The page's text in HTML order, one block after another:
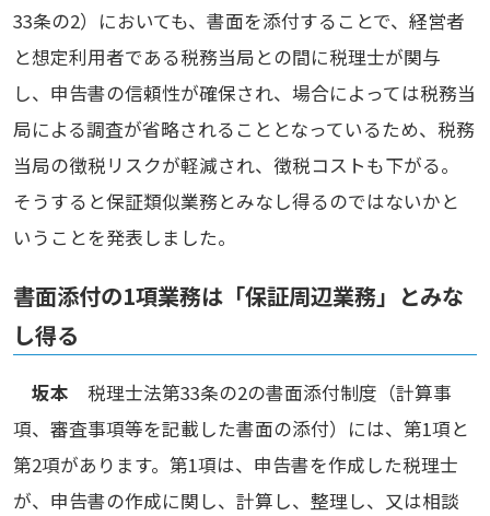
33条の2）においても、書面を添付することで、経営者
と想定利用者である税務当局との間に税理士が関与
し、申告書の信頼性が確保され、場合によっては税務当
局による調査が省略されることとなっているため、税務
当局の徴税リスクが軽減され、徴税コストも下がる。
そうすると保証類似業務とみなし得るのではないかと
いうことを発表しました。
書面添付の1項業務は「保証周辺業務」とみな
し得る
坂本 税理士法第33条の2の書面添付制度（計算事
項、審査事項等を記載した書面の添付）には、第1項と
第2項があります。第1項は、申告書を作成した税理士
が、申告書の作成に関し、計算し、整理し、又は相談